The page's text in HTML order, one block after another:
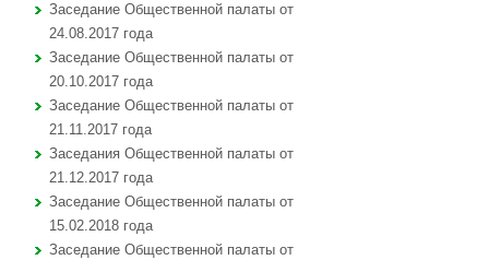
Заседание Общественной палаты от
24.08.2017 года
Заседание Общественной палаты от
20.10.2017 года
Заседание Общественной палаты от
21.11.2017 года
Заседания Общественной палаты от
21.12.2017 года
Заседание Общественной палаты от
15.02.2018 года
Заседание Общественной палаты от